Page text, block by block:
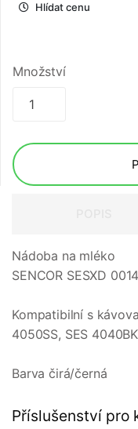
Hlídat cenu
Množství
Nádoba na mléko
SENCOR SESXD 0014
Kompatibilní s
4050SS, SES 4040BK
Barva čirá/černá
Příslušenství pro